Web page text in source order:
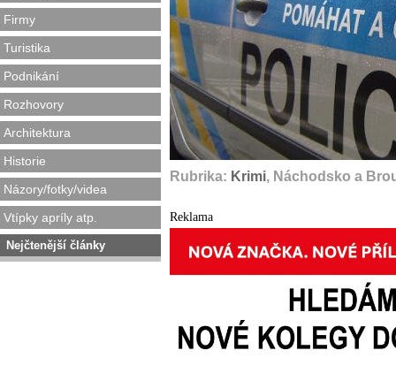
Firmy
Turistika
Podnikání
Rozhovory
Architektura
Historie
Názory/fotky/videa
Vtípky apríly atp.
Nejčtenější články
Rubrika: Krimi, Náchodsko a
Reklama